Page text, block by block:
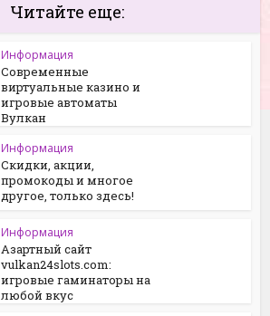
Читайте еще:
Информация
Современные
виртуальные казино и
игровые автоматы
Вулкан
Информация
Скидки, акции,
промокоды и многое
другое, только здесь!
Информация
Азартный сайт
vulkan24slots.com:
игровые гаминаторы на
любой вкус